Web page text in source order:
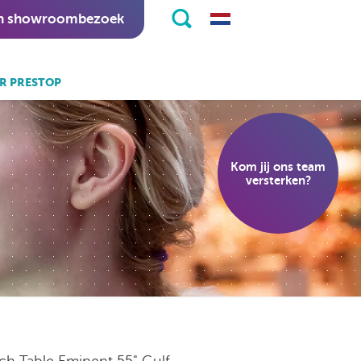
showroombezoek
ook:
software.
software.
PRESTOP
Kom jij ons team
versterken?